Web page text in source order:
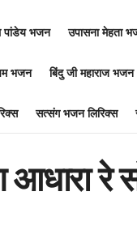
पांडेय भजन उपासना मेहता
भजन बिंदु जी महाराज भजन
सत्संग भजन लिरिक्स
आधारा रे